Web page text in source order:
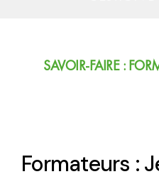
SAVOIR-FAIRE :
Formateurs :